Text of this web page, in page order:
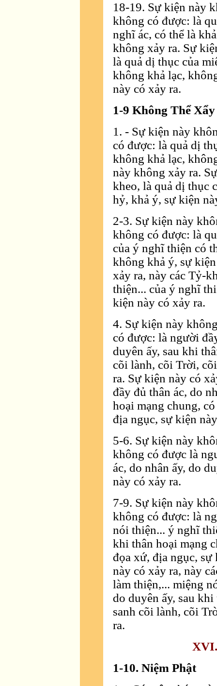
18-19. Sự kiện này
không có được: là
nghĩ ác, có thể là
không xảy ra. Sự
là quả dị thục của
không khả lạc,
này có xảy ra.
1-9 Không Thể
1. - Sự kiện này
có được: là quả dị
không khả lạc,
này không xảy ra.
kheo, là quả dị thục
hỷ, khả ý, sự kiện
2-3. Sự kiện này
không có được: là
của ý nghĩ thiện có
không khả ý, sự
xảy ra, này các Tỷ-
thiện... của ý nghĩ
kiện này có xảy ra.
4. Sự kiện này
có được: là người
duyên ấy, sau khi
cõi lành, cõi Trời,
ra. Sự kiện này có
đầy đủ thân ác, do
hoại mạng chung,
địa ngục, sự kiện
5-6. Sự kiện này
không có được là
ác, do nhân ấy, do
này có xảy ra.
7-9. Sự kiện này
không có được: là
nói thiện... ý nghĩ
khi thân hoại mạng
đọa xứ, địa ngục,
này có xảy ra, này
làm thiện,... miệng
do duyên ấy, sau
sanh cõi lành, cõi
ra.
1-10. Niệm Phật